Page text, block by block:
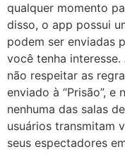
qualquer momento
disso, o app possui
podem ser enviadas
você tenha
não respeitar as
enviado à “Prisão”,
nenhuma das salas
usuários transmitam
seus espectadores